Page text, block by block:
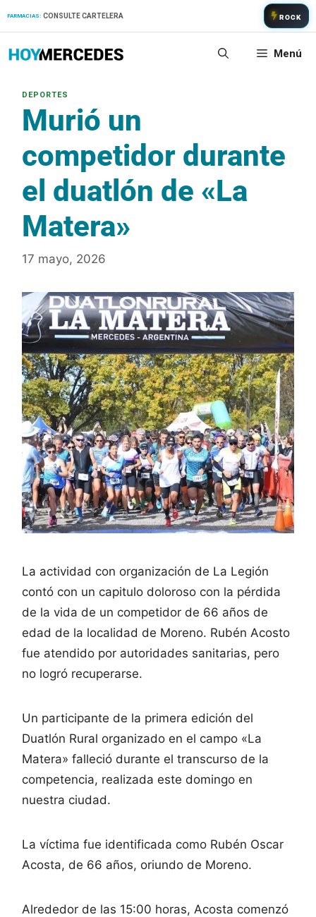
FARMACIAS: CONSULTE CARTELERA ROCK
Menú
Murió un
competidor durante
el duatlón de «La
Matera»
17 mayo, 2026
La actividad con organización de La Legión
contó con un capitulo doloroso con la pérdida
de la vida de un competidor de 66 años de
edad de la localidad de Moreno. Rubén Acosto
fue atendido por autoridades sanitarias, pero
no logró recuperarse.
Un participante de la primera edición del
Duatlón Rural organizado en el campo «La
Matera» falleció durante el transcurso de la
competencia, realizada este domingo en
nuestra ciudad.
La víctima fue identificada como Rubén Oscar
Acosta, de 66 años, oriundo de Moreno.
Alrededor de las 15:00 horas, Acosta comenzó